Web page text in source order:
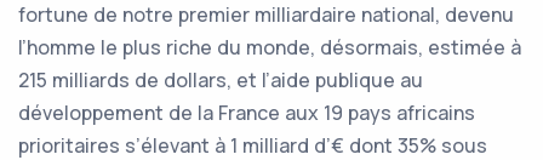
fortune de notre premier milliardaire national, devenu
l’homme le plus riche du monde, désormais, estimée à
215 milliards de dollars, et l’aide publique au
développement de la France aux 19 pays africains
prioritaires s’élevant à 1 milliard d’€ dont 35% sous